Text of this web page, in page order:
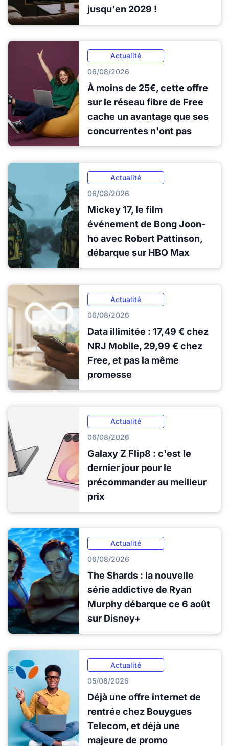
jusqu'en 2029 !
Actualité
06/08/2026
À moins de 25€, cette offre
sur le réseau fibre de Free
cache un avantage que ses
concurrentes n'ont pas
Actualité
06/08/2026
Mickey 17, le film
événement de Bong Joon-
ho avec Robert Pattinson,
débarque sur HBO Max
Actualité
06/08/2026
Data illimitée : 17,49 € chez
NRJ Mobile, 29,99 € chez
Free, et pas la même
promesse
Actualité
06/08/2026
Galaxy Z Flip8 : c'est le
dernier jour pour le
précommander au meilleur
prix
Actualité
06/08/2026
The Shards : la nouvelle
série addictive de Ryan
Murphy débarque ce 6 août
sur Disney+
Actualité
05/08/2026
Déjà une offre internet de
rentrée chez Bouygues
Telecom, et déjà une
majeure de promo